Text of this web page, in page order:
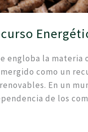
engloba la
como un
En un
de los